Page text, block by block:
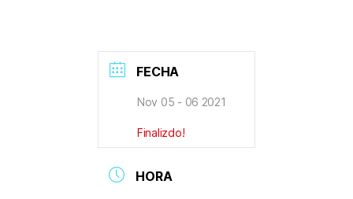
FECHA
Nov 05 - 06 2021
Finalizdo!
HORA